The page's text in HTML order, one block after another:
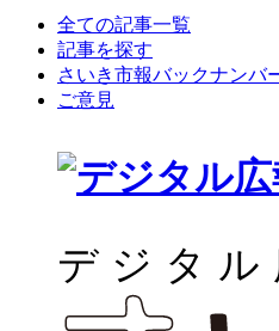
全ての記事一覧
記事を探す
さいき市報バックナンバ
ご意見